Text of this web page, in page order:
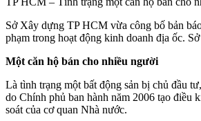
Sở Xây dựng TP HCM vừa công bố bản
phạm trong hoạt động kinh doanh địa ốc.
Một căn hộ bán cho nhiều người
Là tình trạng một bất động sản bị chủ đầu
do Chính phủ ban hành năm 2006 tạo điều
soát của cơ quan Nhà nước.